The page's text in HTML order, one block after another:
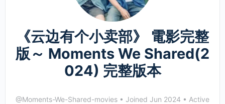
《云边有个小卖部》 電影完整
版～ Moments We Shared(2
024) 完整版本
@Moments-We-Shared-movies • Joined Jun 2024 • Active